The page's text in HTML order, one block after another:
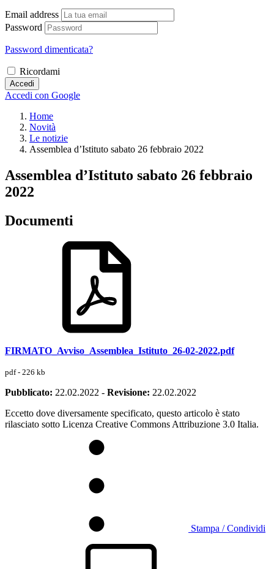
Email address
Password
Password dimenticata?
Ricordami
Accedi
Accedi con Google
Home
Novità
Le notizie
Assemblea d’Istituto sabato 26 febbraio 2022
Assemblea d’Istituto sabato 26 febbraio
2022
Documenti
FIRMATO_Avviso_Assemblea_Istituto_26-02-2022.pdf
pdf - 226 kb
Pubblicato: 22.02.2022 - Revisione: 22.02.2022
Eccetto dove diversamente specificato, questo articolo è stato
rilasciato sotto Licenza Creative Commons Attribuzione 3.0 Italia.
Stampa / Condividi